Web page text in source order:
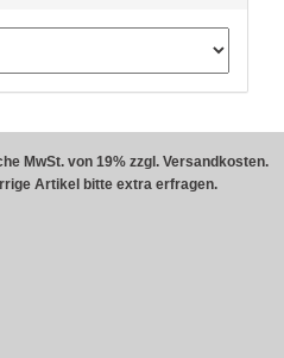
MwSt. von 19% zzgl. Versandkosten.
Artikel bitte extra erfragen.